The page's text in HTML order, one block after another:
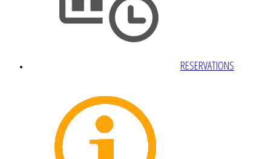
RESERVATIONS